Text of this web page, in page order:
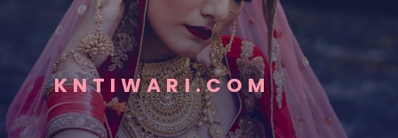
KNTIWARI.COM